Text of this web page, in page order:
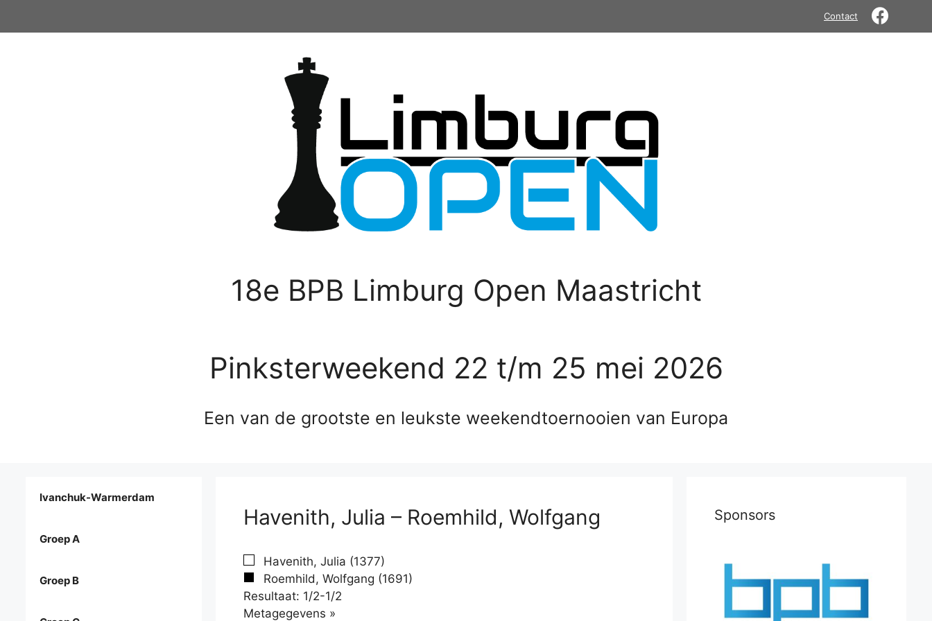
Contact
18e BPB Limburg Open Maastricht
Pinksterweekend 22 t/m 25 mei 2026
Een van de grootste en leukste weekendtoernooien van Europa
Havenith, Julia – Roemhild, Wolfgang
Havenith, Julia (1377)
Roemhild, Wolfgang (1691)
Resultaat: 1/2-1/2
Metagegevens »
Ivanchuk-Warmerdam
Groep A
Groep B
Sponsors